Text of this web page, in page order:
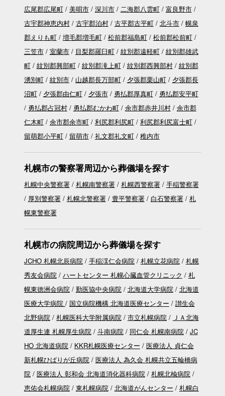
広尾郡広尾町
美唄市 深川市 二海郡八雲町
富良野市
古宇郡神恵内村
古宇郡泊村 古平郡古平町 北斗市
幌泉
郡えりも町
増毛郡増毛町 松前郡福島町
松前郡松前町
三笠市
室蘭市 目梨郡羅臼町 紋別郡遠軽町
紋別郡雄武
町
紋別郡興部町 紋別郡滝上町 紋別郡西興部村
紋別郡
湧別町
紋別市 山越郡長万部町 夕張郡栗山町
夕張郡長
沼町
夕張郡由仁町 夕張市 勇払郡厚真町
勇払郡安平町
勇払郡占冠村
勇払郡むかわ町 余市郡赤井川村
余市郡
仁木町
余市郡余市町 利尻郡利尻町
利尻郡利尻富士町
留萌郡小平町
留萌市 礼文郡礼文町 稚内市
札幌市の警察署周辺から葬儀場を探す
札幌中央警察署 札幌南警察署 札幌西警察署
手稲警察署
厚別警察署
札幌北警察署 豊平警察署 白石警察署
札
幌東警察署
札幌市の病院周辺から葬儀場を探す
JCHO 札幌北辰病院 手稲渓仁会病院 札幌立花病院
札幌
秀友会病院
ハートセンター 札幌心臓血管クリニック
札
幌東徳洲会病院
勤医協中央病院 北海道大学病院
北海道
医療大学病院
国立病院機構 北海道医療センター
讃生会
北野病院
札幌医科大学附属病院 市立札幌病院
ＪＡ北海
道厚生連 札幌厚生病院
斗南病院 同仁会 札幌南病院
JC
HO 北海道病院
KKR札幌医療センター
医療法人 貞仁会
新札幌ひばりが丘病院
医療法人 為久会 札幌共立五輪橋病
院
医療法人 彰和会 北海道消化器科病院
札幌北楡病院
恵佑会札幌病院
東札幌病院 北海道がんセンター
札幌白